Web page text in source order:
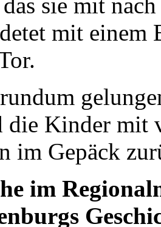
mit einem
die Kinder mit
im Gepäck
im